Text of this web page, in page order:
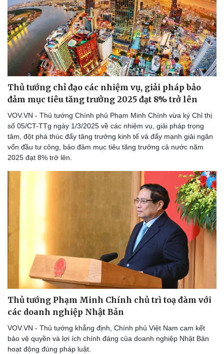
Thủ tướng chỉ đạo các nhiệm vụ, giải pháp bảo
đảm mục tiêu tăng trưởng 2025 đạt 8% trở lên
VOV.VN - Thủ tướng Chính phủ Phạm Minh Chính vừa ký Chỉ thị
số 05/CT-TTg ngày 1/3/2025 về các nhiệm vụ, giải pháp trọng
tâm, đột phá thúc đẩy tăng trưởng kinh tế và đẩy mạnh giải ngân
vốn đầu tư công, bảo đảm mục tiêu tăng trưởng cả nước năm
2025 đạt 8% trở lên.
Thủ tướng Phạm Minh Chính chủ trì toạ đàm với
các doanh nghiệp Nhật Bản
VOV.VN - Thủ tướng khẳng định, Chính phủ Việt Nam cam kết
bảo vệ quyền và lợi ích chính đáng của doanh nghiệp Nhật Bản
hoạt động đúng pháp luật.